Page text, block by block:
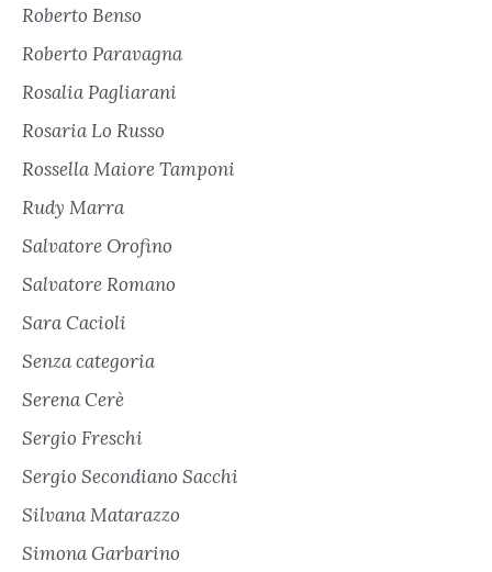
Roberto Benso
Roberto Paravagna
Rosalia Pagliarani
Rosaria Lo Russo
Rossella Maiore Tamponi
Rudy Marra
Salvatore Orofino
Salvatore Romano
Sara Cacioli
Senza categoria
Serena Cerè
Sergio Freschi
Sergio Secondiano Sacchi
Silvana Matarazzo
Simona Garbarino